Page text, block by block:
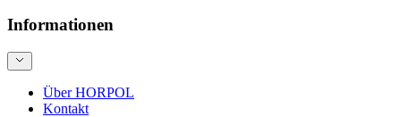
Informationen
Über HORPOL
Kontakt